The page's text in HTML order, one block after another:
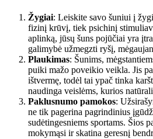
Žygiai: Leiskite savo šuniui į
fizinį krūvį, tiek psichinį
aplinką, jūsų šuns pojūčiai yra
galimybė užmegzti ryšį,
Plaukimas: Šunims,
puiki mažo poveikio veikla. Jis
ištvermę, todėl tai ypač tinka
naudinga veislėms, kurios
Paklusnumo pamokos:
ne tik pagerina pagrindinius
sudėtingesniems sportams. Šios
mokymąsi ir skatina geresnį